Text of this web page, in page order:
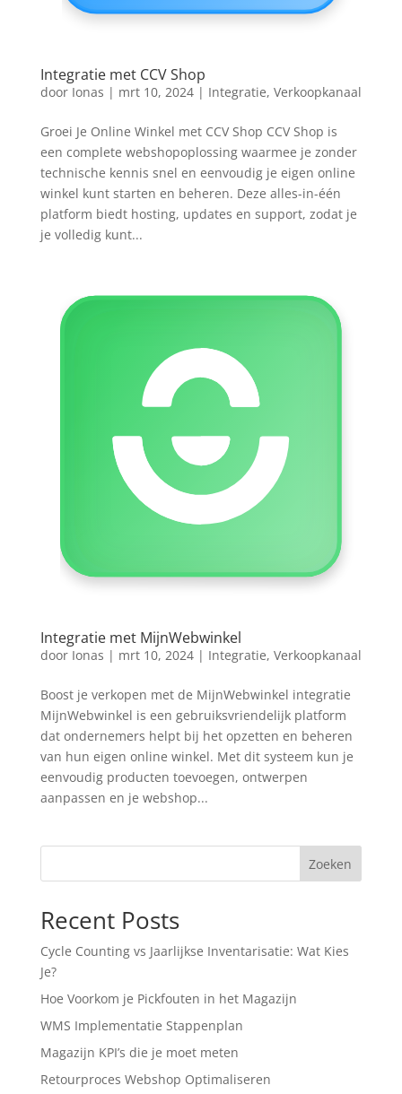
Integratie met CCV Shop
door Ionas | mrt 10, 2024| Integratie, Verkoopkanaal
Groei Je Online Winkel met CCV Shop CCV Shop is
een complete webshopoplossing waarmee je zonder
technische kennis snel en eenvoudig je eigen online
winkel kunt starten en beheren. Deze alles-in-één
platform biedt hosting, updates en support, zodat je
je volledig kunt...
Integratie met MijnWebwinkel
door Ionas | mrt 10, 2024| Integratie, Verkoopkanaal
Boost je verkopen met de MijnWebwinkel integratie
MijnWebwinkel is een gebruiksvriendelijk platform
dat ondernemers helpt bij het opzetten en beheren
van hun eigen online winkel. Met dit systeem kun je
eenvoudig producten toevoegen, ontwerpen
aanpassen en je webshop...
Zoeken
Recent Posts
Cycle Counting vs Jaarlijkse Inventarisatie: Wat Kies
Je?
Hoe Voorkom je Pickfouten in het Magazijn
WMS Implementatie Stappenplan
Magazijn KPI’s die je moet meten
Retourproces Webshop Optimaliseren